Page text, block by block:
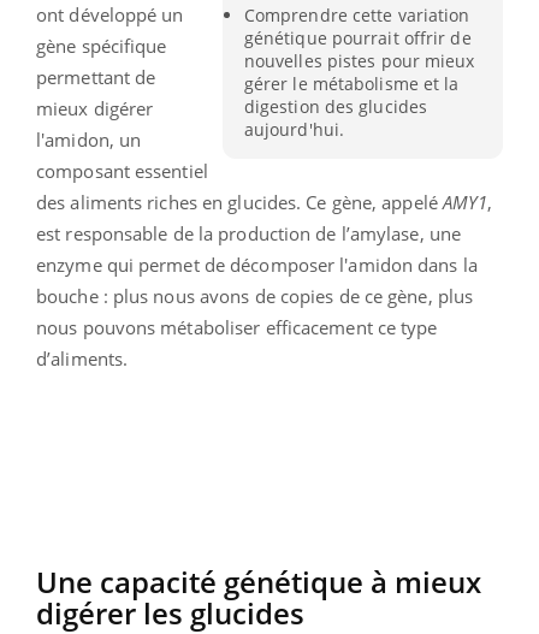
Comprendre cette variation
génétique pourrait offrir de
nouvelles pistes pour mieux
gérer le métabolisme et la
digestion des glucides
aujourd'hui.
ont développé un
gène spécifique
permettant de
mieux digérer
l'amidon, un
composant essentiel
des aliments riches en glucides. Ce gène, appelé AMY1,
est responsable de la production de l’amylase, une
enzyme qui permet de décomposer l'amidon dans la
bouche : plus nous avons de copies de ce gène, plus
nous pouvons métaboliser efficacement ce type
d’aliments.
Une capacité génétique à mieux
digérer les glucides